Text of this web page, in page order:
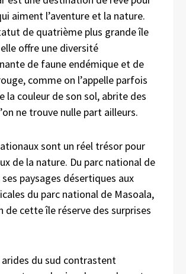
aiment l’aventure et la nature.
de quatrième plus grande île
offre une diversité
de faune endémique et de
comme on l’appelle parfois
la couleur de son sol, abrite des
ne trouve nulle part ailleurs.
sont un réel trésor pour
de la nature. Du parc national de
ses paysages désertiques aux
du parc national de Masoala,
de cette île réserve des surprises
arides du sud contrastent